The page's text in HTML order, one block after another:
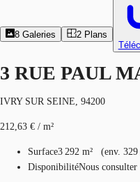
8 Galeries 2 Plans
3 RUE PAUL
IVRY SUR SEINE, 94200
212,63 € / m²
Surface3 292 m² (env. 329
DisponibilitéNous consulter